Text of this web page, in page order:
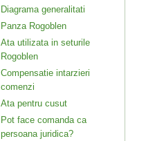
Diagrama generalitati
Panza Rogoblen
Ata utilizata in seturile
Rogoblen
Compensatie intarzieri
comenzi
Ata pentru cusut
Pot face comanda ca
persoana juridica?